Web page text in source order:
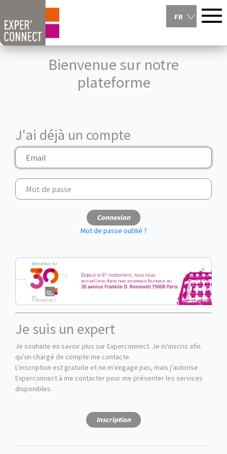
FR
Bienvenue sur notre
plateforme
J'ai déjà un compte
Connexion
Mot de passe oublié ?
Je suis un expert
Je souhaite en savoir plus sur Experconnect. Je m'inscris afin
qu'un chargé de compte me contacte.
L'inscription est gratuite et ne m'engage pas, mais j'autorise
Experconnect à me contacter pour me présenter les services
disponibles.
Inscription